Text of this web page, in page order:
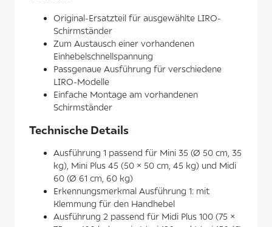
Original-Ersatzteil für ausgewählte LIRO-
Schirmständer
Zum Austausch einer vorhandenen
Einhebelschnellspannung
Passgenaue Ausführung für verschiedene
LIRO-Modelle
Einfache Montage am vorhandenen
Schirmständer
Technische Details
Ausführung 1 passend für Mini 35 (Ø 50 cm, 35
kg), Mini Plus 45 (50 × 50 cm, 45 kg) und Midi
60 (Ø 61 cm, 60 kg)
Erkennungsmerkmal Ausführung 1: mit
Klemmung für den Handhebel
Ausführung 2 passend für Midi Plus 100 (75 ×